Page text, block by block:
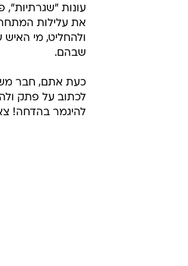
עונות "שגרתיות",
את עלילות
ולהחליט, מי
שבהם.
כעת אתם, חבר
לכתוב על פתק
להיגמר בהדחה!